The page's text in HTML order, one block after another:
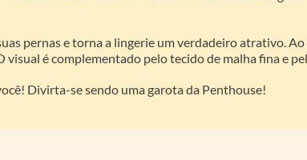
pernas e torna a lingerie um verdadeiro atrativo.
é complementado pelo tecido de malha fina e
Divirta-se sendo uma garota da Penthouse!